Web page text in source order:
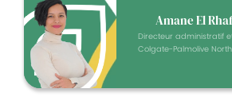
Amane El
Directeur administratif
Colgate-Palmolive